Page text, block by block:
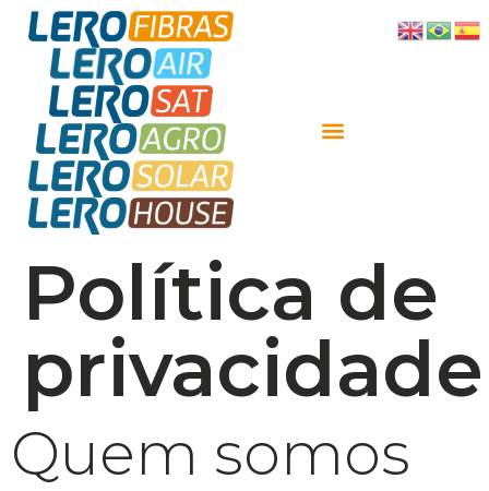
Política de
privacidade
Quem somos